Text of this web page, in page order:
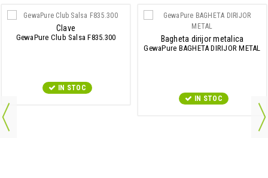
Clave
GewaPure Club Salsa F835.300
IN STOC
Bagheta dirijor metalica
GewaPure BAGHETA DIRIJOR METAL
IN STOC